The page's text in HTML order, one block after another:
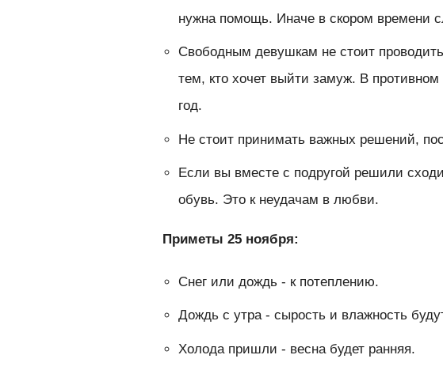
нужна помощь. Иначе в скором времени
Свободным девушкам не стоит
тем, кто хочет выйти замуж. В
год.
Не стоит принимать важных решений,
Если вы вместе с подругой решили
обувь. Это к неудачам в любви.
Приметы 25 ноября:
Снег или дождь - к потеплению.
Дождь с утра - сырость и влажность
Холода пришли - весна будет ранняя.